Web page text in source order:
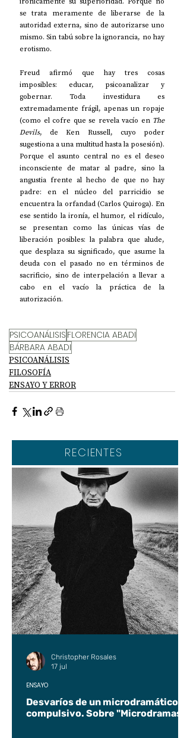
se trata meramente de liberarse de la
autoridad externa, sino de autorizarse uno
mismo. Sin tabú sobre la ignorancia, no hay
erotismo.
Freud afirmó que hay tres cosas
imposibles: educar, psicoanalizar y
gobernar. Toda investidura es
extremadamente frágil, apenas un ropaje
(como el cofre que se revela vacío en The
Devils, de Ken Russell, cuyo poder
sugestiona a una multitud hasta la posesión).
Porque el asunto central no es el deseo
inconsciente de matar al padre, sino la
angustia frente al hecho de que no hay
padre: en el núcleo del parricidio se
encuentra la orfandad (Carlos Quiroga). En
ese sentido la ironía, el humor, el ridículo,
se presentan como las únicas vías de
liberación posibles: la palabra que alude,
que desplaza su significado, que asume la
deuda con el pasado no en términos de
sacrificio, sino de interpelación a llevar a
cabo en el vacío la práctica de la
autorización.
PSICOANÁLISIS FLORENCIA ABADI
BÁRBARA ABADI
PSICOANÁLISIS
FILOSOFÍA
ENSAYO Y ERROR
RECIENTES
Desvaríos de un microdramático
compulsivo. Sobre "Microdramas".
ENSAYO
Christopher Rosales
17 jul